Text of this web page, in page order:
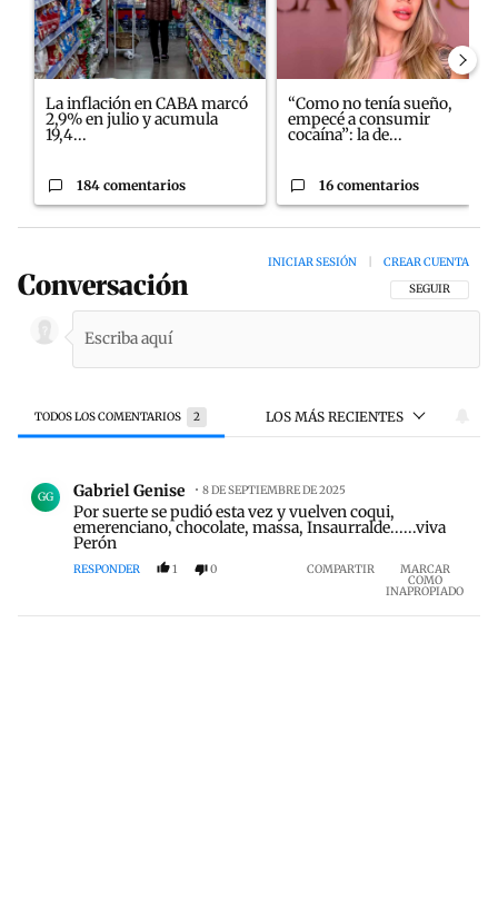
La inflación en CABA marcó
2,9% en julio y acumula
19,4...
184 comentarios
“Como no tenía sueño,
empecé a consumir
cocaína”: la de...
16 comentarios
Conversación SIGA ESTA
SEGUIR
INICIAR SESIÓN CREAR CUENTA
TODOS LOS COMENTARIOS 2 LOS MÁS RECIENTES
Todos los comentarios
GG Gabriel Genise 8 DE SEPTIEMBRE DE 2025
Por suerte se pudió esta vez y vuelven coqui,
emerenciano, chocolate, massa, Insaurralde......viva
Perón
RESPONDER 1 0 COMPARTIR MARCAR
COMO
INAPROPIADO